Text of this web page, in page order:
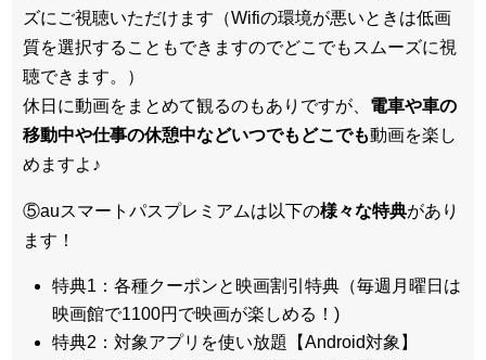
ズにご視聴いただけます（Wifiの環境が悪いときは低画
質を選択することもできますのでどこでもスムーズに視
聴できます。）
休日に動画をまとめて観るのもありですが、 電車や車の
移動中や仕事の休憩中などいつでもどこでも動画を楽し
めますよ♪
⑤auスマートパスプレミアムは以下の様々な特典があり
ます！
特典1：各種クーポンと映画割引特典（毎週月曜日は
映画館で1100円で映画が楽しめる！)
特典2：対象アプリを使い放題【Android対象】